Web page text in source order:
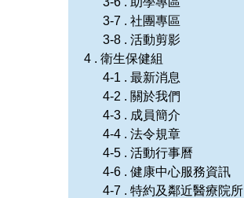
3-7 . 社團專區
3-8 . 活動剪影
4 . 衛生保健組
4-1 . 最新消息
4-2 . 關於我們
4-3 . 成員簡介
4-4 . 法令規章
4-5 . 活動行事曆
4-6 . 健康中心服務資訊
4-7 . 特約及鄰近醫療院所